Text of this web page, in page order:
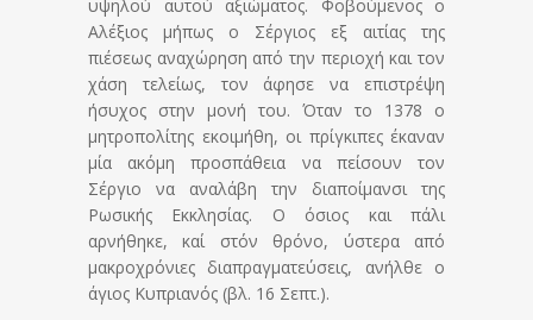
υψηλού αυτού αξιώματος. Φοβούμενος ο
Αλέξιος μήπως ο Σέργιος εξ αιτίας της
πιέσεως αναχώρηση από την περιοχή και τον
χάση τελείως, τον άφησε να επιστρέψη
ήσυχος στην μονή του. Όταν το 1378 ο
μητροπολίτης εκοιμήθη, οι πρίγκιπες έκαναν
μία ακόμη προσπάθεια να πείσουν τον
Σέργιο να αναλάβη την διαποίμανσι της
Ρωσικής Εκκλησίας. Ο όσιος και πάλι
αρνήθηκε, καί στόν θρόνο, ύστερα από
μακροχρόνιες διαπραγματεύσεις, ανήλθε ο
άγιος Κυπριανός (βλ. 16 Σεπτ.).